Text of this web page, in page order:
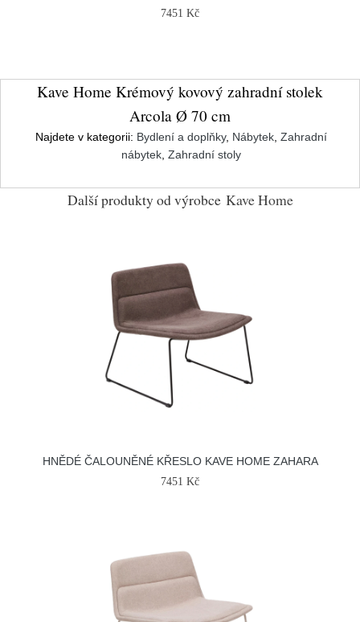
7451 Kč
Kave Home Krémový kovový zahradní stolek
Arcola Ø 70 cm
Najdete v kategorii: Bydlení a doplňky, Nábytek, Zahradní
nábytek, Zahradní stoly
Další produkty od výrobce Kave Home
HNĚDÉ ČALOUNĚNÉ KŘESLO KAVE HOME ZAHARA
7451 Kč